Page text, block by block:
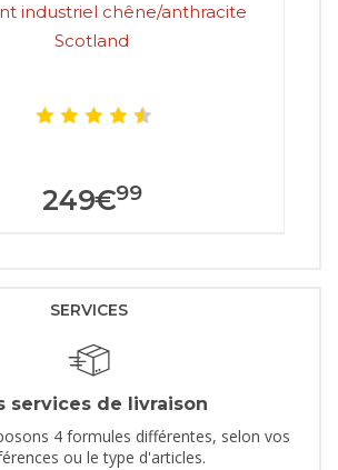
industriel chêne/anthracite
Scotland
249€99
SERVICES
services de livraison
4 formules différentes, selon vos
ou le type d'articles.